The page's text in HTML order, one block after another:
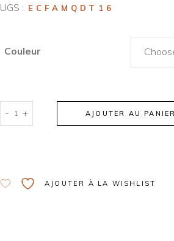
UGS : ECFAMQDT16
Couleur
- + AJOUTER AU PANIER
AJOUTER À LA WISHLIST